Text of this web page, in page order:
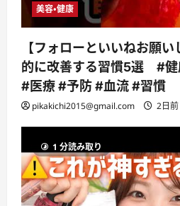
美容・健康
【フォローといいねお願い
的に改善する習慣5選 #健
#医療 #予防 #血流 #習慣
pikakichi2015@gmail.com 2日前
1 分読み取り